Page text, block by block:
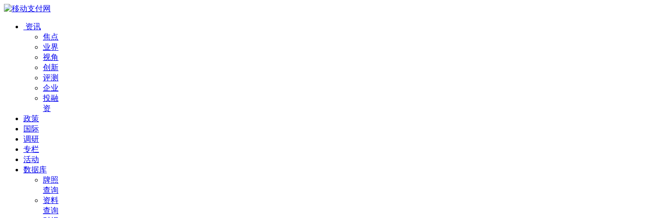
资讯
焦点
业界
视角
创新
评测
企业
投融
资
政策
国际
调研
专栏
活动
数据库
牌照
查询
资料
查询